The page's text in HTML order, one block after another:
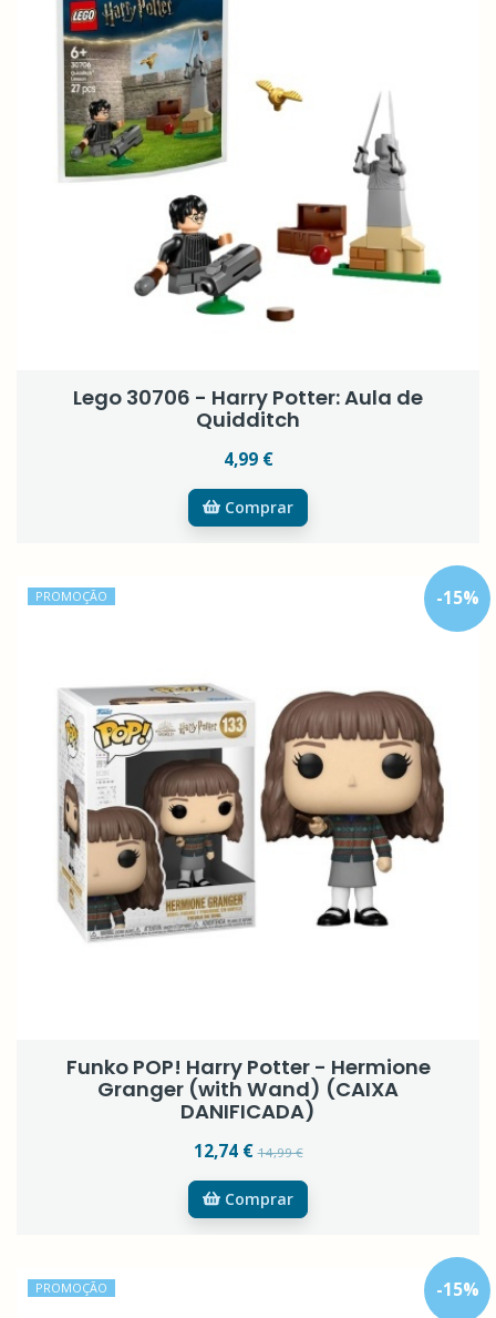
Lego 30706 - Harry Potter: Aula de
Quidditch
4,99 €
Comprar
-15%
PROMOÇÃO
Funko POP! Harry Potter - Hermione
Granger (with Wand) (CAIXA
DANIFICADA)
12,74 €14,99 €
Comprar
-15%
PROMOÇÃO